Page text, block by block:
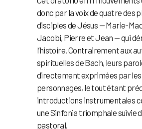
donc par la voix de quatre des
disciples de Jésus — Marie-
Jacobi, Pierre et Jean — qui
l’histoire. Contrairement aux
spirituelles de Bach, leurs
directement exprimées par les
personnages, le tout étant
introductions instrumentales
une Sinfonia triomphale suivie
pastoral.